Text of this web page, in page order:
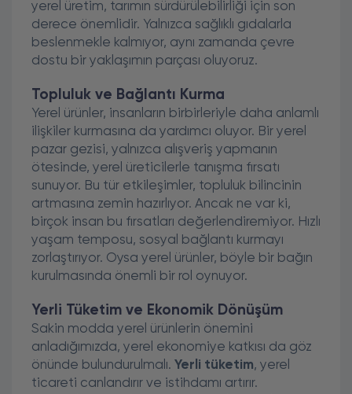
yerel üretim, tarımın sürdürülebilirliği için son
derece önemlidir. Yalnızca sağlıklı gıdalarla
beslenmekle kalmıyor, aynı zamanda çevre
dostu bir yaklaşımın parçası oluyoruz.
Topluluk ve Bağlantı Kurma
Yerel ürünler, insanların birbirleriyle daha anlamlı
ilişkiler kurmasına da yardımcı oluyor. Bir yerel
pazar gezisi, yalnızca alışveriş yapmanın
ötesinde, yerel üreticilerle tanışma fırsatı
sunuyor. Bu tür etkileşimler, topluluk bilincinin
artmasına zemin hazırlıyor. Ancak ne var ki,
birçok insan bu fırsatları değerlendiremiyor. Hızlı
yaşam temposu, sosyal bağlantı kurmayı
zorlaştırıyor. Oysa yerel ürünler, böyle bir bağın
kurulmasında önemli bir rol oynuyor.
Yerli Tüketim ve Ekonomik Dönüşüm
Sakin modda yerel ürünlerin önemini
anladığımızda, yerel ekonomiye katkısı da göz
önünde bulundurulmalı. Yerli tüketim, yerel
ticareti canlandırır ve istihdamı artırır.